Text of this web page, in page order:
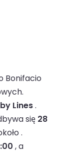
Bonifacio
Lines.
się 28
.
, a